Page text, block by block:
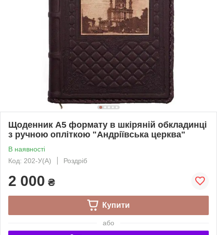
Щоденник А5 формату в шкіряній обкладинці
з ручною опліткою "Андріївська церква"
В наявності
Код: 202-У(А)
Роздріб
2 000 ₴
Купити
або